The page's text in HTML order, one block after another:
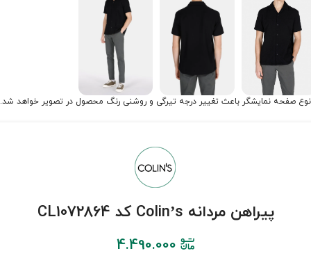
نوع صفحه نمایشگر باعث تغییر درجه تیرگی و روشنی رنگ محصول در تصویر خواهد شد.
پیراهن مردانه Colin’s کد CL1072864
4.490.000